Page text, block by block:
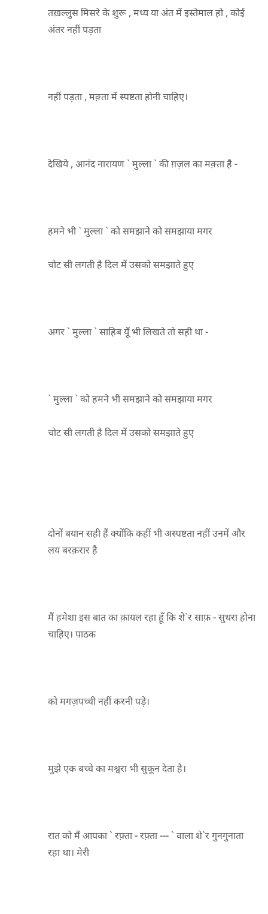
तख़ल्लुस मिसरे के शुरू , मध्य या अंत में इस्तेमाल हो , कोई
अंतर नहीं पड़ता
नहीं पड़ता , मक़्ता में स्पष्टता होनी चाहिए।
देखिये , आनंद नारायण ` मुल्ला ` की ग़ज़ल का मक़्ता है -
हमने भी ` मुल्ला ` को समझाने को समझाया मगर
चोट सी लगती है दिल में उसको समझाते हुए
अगर ` मुल्ला ` साहिब यूँ भी लिखते तो सही था -
` मुल्ला ` को हमने भी समझाने को समझाया मगर
चोट सी लगती है दिल में उसको समझाते हुए
दोनों बयान सही हैं क्योंकि कहीं भी अस्पष्टता नहीं उनमें और
लय बरक़रार है
मैं हमेशा इस बात का क़ायल रहा हूँ कि शे`र साफ़ - सुथरा होना
चाहिए। पाठक
को मगज़पच्ची नहीं करनी पड़े।
मुझे एक बच्चे का मश्वरा भी सुकून देता है।
रात को मैं आपका ` रफ़्ता - रफ़्ता --- ` वाला शे`र गुनगुनाता
रहा था। मेरी